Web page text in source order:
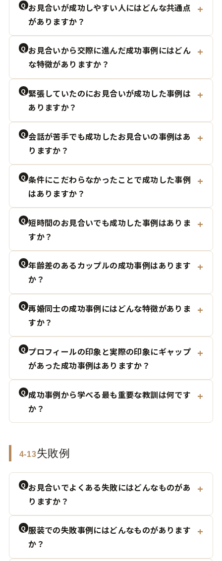
Q お見合いが成功しやすい人にはどんな共通点
がありますか？
Q お見合いから交際に進んだ成功事例にはどん
な特徴がありますか？
Q 緊張していたのにお見合いが成功した事例は
ありますか？
Q 会話が苦手でも成功したお見合いの事例はあ
りますか？
Q 条件にこだわらなかったことで成功した事例
はありますか？
Q 短時間のお見合いでも成功した事例はありま
すか？
Q 年齢差のあるカップルの成功事例はあります
か？
Q 再婚同士の成功事例にはどんな特徴がありま
すか？
Q プロフィールの印象と実際の印象にギャップ
があった成功事例はありますか？
Q 成功事例から学べる最も重要な教訓は何です
か？
4-13失敗例
Q お見合いでよくある失敗にはどんなものがあ
りますか？
Q 服装での失敗事例にはどんなものがあります
か？